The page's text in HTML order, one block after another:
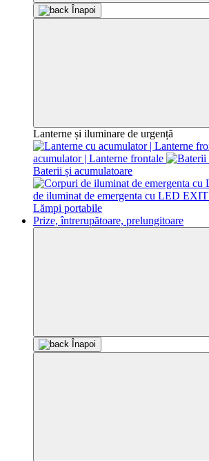
Înapoi
Lanterne și iluminare de urgență
acumulator | Lanterne frontale
Baterii și acumulatoare
de iluminat de emergenta cu LED EXIT
Lămpi portabile
Prize, întrerupătoare, prelungitoare
Înapoi